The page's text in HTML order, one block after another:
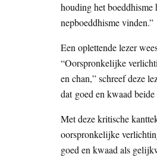
houding het boeddhisme
nepboeddhisme vinden.”
Een oplettende lezer
“Oorspronkelijke
en chan,” schreef deze
dat goed en kwaad
Met deze kritische
oorspronkelijke
goed en kwaad als